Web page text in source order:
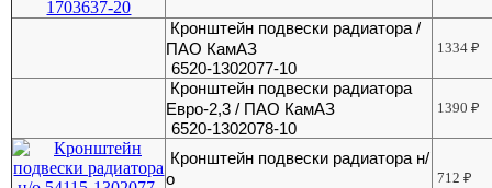
Кронштейн подвески радиатора /
ПАО КамАЗ
6520-1302077-10
1334₽
Кронштейн подвески радиатора
Евро-2,3 / ПАО КамАЗ
6520-1302078-10
1390₽
Кронштейн подвески радиатора н/
о
712₽